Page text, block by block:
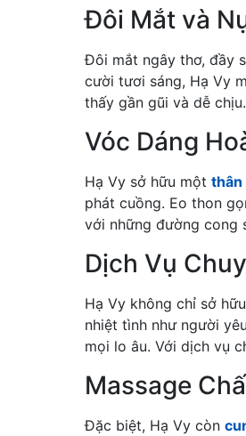
Đôi Mắt và
Đôi mắt ngây thơ, đầy
cười tươi sáng, Hạ Vy
thấy gần gũi và dễ chịu.
Vóc Dáng
Hạ Vy sở hữu một thân
phát cuồng. Eo thon
với những đường cong
Dịch Vụ
Hạ Vy không chỉ sở
nhiệt tình như người
mọi lo âu. Với dịch vụ
Massage
Đặc biệt, Hạ Vy còn